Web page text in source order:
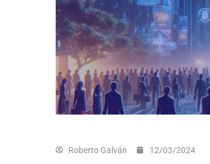
Roberto Galván 12/03/2024